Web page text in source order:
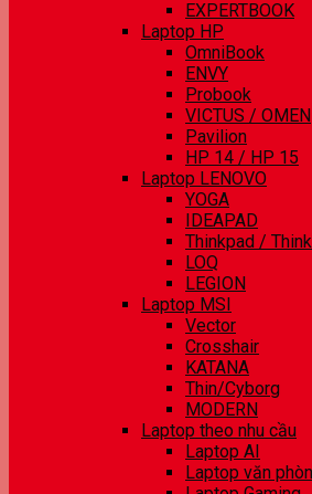
EXPERTBOOK
Laptop HP
OmniBook
ENVY
Probook
VICTUS / OMEN
Pavilion
HP 14 / HP 15
Laptop LENOVO
YOGA
IDEAPAD
Thinkpad /
LOQ
LEGION
Laptop MSI
Vector
Crosshair
KATANA
Thin/Cyborg
MODERN
Laptop theo nhu cầu
Laptop AI
Laptop văn